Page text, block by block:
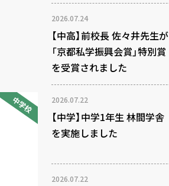
中学校
2026.07.24
【中高】前校長 佐々井先生が
「京都私学振興会賞」特別賞
を受賞されました
2026.07.22
【中学】中学1年生 林間学舎
を実施しました
2026.07.22